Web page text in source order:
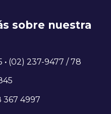
sobre nuestra
· (02) 237-9477 / 78
367 4997